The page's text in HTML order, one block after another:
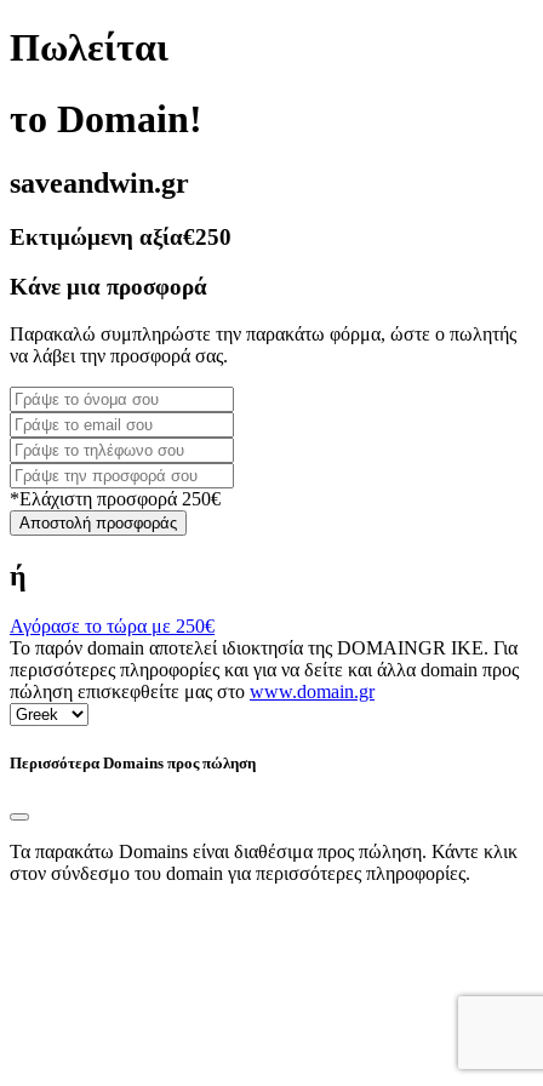
Πωλείται
το Domain!
saveandwin.gr
Εκτιμώμενη αξία€250
Κάνε μια προσφορά
Παρακαλώ συμπληρώστε την παρακάτω φόρμα, ώστε ο πωλητής
να λάβει την προσφορά σας.
*Ελάχιστη προσφορά 250€
Αποστολή προσφοράς
ή
Αγόρασε το τώρα με 250€
Το παρόν domain αποτελεί ιδιοκτησία της DOMAINGR ΙΚΕ. Για
περισσότερες πληροφορίες και για να δείτε και άλλα domain προς
πώληση επισκεφθείτε μας στο www.domain.gr
Περισσότερα Domains προς πώληση
Τα παρακάτω Domains είναι διαθέσιμα προς πώληση. Κάντε κλικ
στον σύνδεσμο του domain για περισσότερες πληροφορίες.